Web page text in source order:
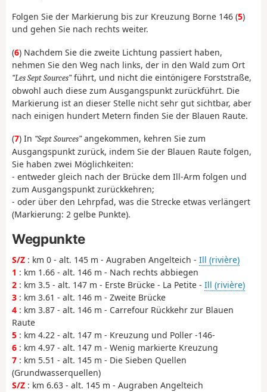
Folgen Sie der Markierung bis zur Kreuzung Borne 146 (5)
und gehen Sie nach rechts weiter.
(6) Nachdem Sie die zweite Lichtung passiert haben,
nehmen Sie den Weg nach links, der in den Wald zum Ort
Les Sept Sources führt, und nicht die eintönigere Forststraße,
obwohl auch diese zum Ausgangspunkt zurückführt. Die
Markierung ist an dieser Stelle nicht sehr gut sichtbar, aber
nach einigen hundert Metern finden Sie der Blauen Raute.
(7) In Sept Sources angekommen, kehren Sie zum
Ausgangspunkt zurück, indem Sie der Blauen Raute folgen,
Sie haben zwei Möglichkeiten:
- entweder gleich nach der Brücke dem Ill-Arm folgen und
zum Ausgangspunkt zurückkehren;
- oder über den Lehrpfad, was die Strecke etwas verlängert
(Markierung: 2 gelbe Punkte).
Wegpunkte
S/Z : km 0 - alt. 145 m - Augraben Angelteich - Ill (rivière)
1 : km 1.66 - alt. 146 m - Nach rechts abbiegen
2 : km 3.5 - alt. 147 m - Erste Brücke - La Petite - Ill (rivière)
3 : km 3.61 - alt. 146 m - Zweite Brücke
4 : km 3.87 - alt. 146 m - Carrefour Rückkehr zur Blauen
Raute
5 : km 4.22 - alt. 147 m - Kreuzung und Poller -146-
6 : km 4.97 - alt. 147 m - Wenig markierte Kreuzung
7 : km 5.51 - alt. 145 m - Die Sieben Quellen
(Grundwasserquellen)
S/Z : km 6.63 - alt. 145 m - Augraben Angelteich